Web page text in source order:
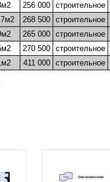
256 000 строительное
268 500 строительное
265 000 строительное
270 500 строительное
411 000 строительное